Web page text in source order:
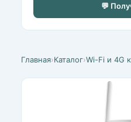
💬
Главная›Каталог›Wi-Fi и 4G